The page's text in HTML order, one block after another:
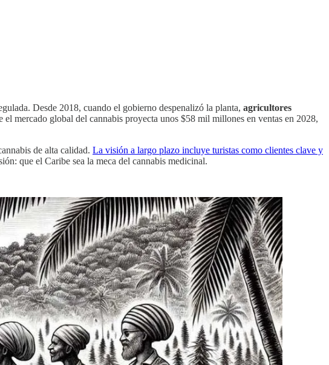
Desde 2018, cuando el gobierno despenalizó la planta, agricultores
el mercado global del cannabis proyecta unos $58 mil millones en ventas en 2028,
de alta calidad. La visión a largo plazo incluye turistas como clientes clave y
que el Caribe sea la meca del cannabis medicinal.